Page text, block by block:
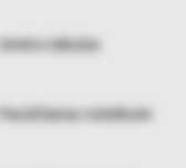
Izmēru tabulas
Pasūtīšanas noteikumi